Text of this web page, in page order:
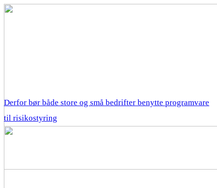
Derfor bør både store og små bedrifter benytte programvare
til risikostyring